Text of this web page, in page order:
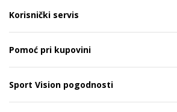
Korisnički servis
Pomoć pri kupovini
Sport Vision pogodnosti